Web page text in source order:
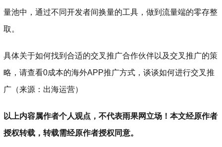
量池中，通过不同开发者间换量的工具，做到流量端的零存整
取。
具体关于如何找到合适的交叉推广合作伙伴以及交叉推广的策
略，请查看0成本的海外APP推广方式，谈谈如何进行交叉推
广（来源：出海运营）
以上内容属作者个人观点，不代表雨果网立场！本文经原作者
授权转载，转载需经原作者授权同意。